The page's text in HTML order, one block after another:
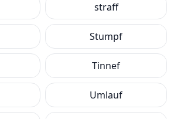
straff
Stumpf
Tinnef
Umlauf